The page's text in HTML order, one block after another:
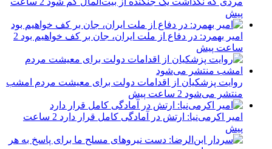
پیش
امیر بهمرد: در دفاع از ملت ایران، جان بر کف خواهیم بود 2
ساعت پیش
روایت پزشکیان از اقدامات دولت برای معیشت مردم امشب
منتشر می‌شود 2 ساعت پیش
امیر اکرمی‌نیا: ارتش در آمادگی کامل قرار دارد
2 ساعت
پیش